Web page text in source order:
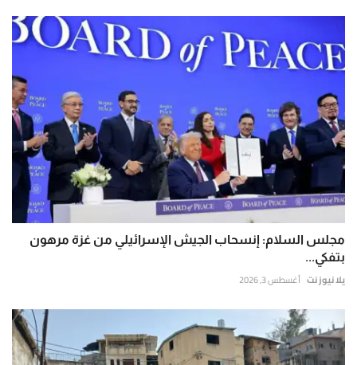
مجلس السلام: إنسحاب الجيش الإسرائيلي من غزة مرهون
بتفكي...
يلا نيوز نت أغسطس 3, 2026